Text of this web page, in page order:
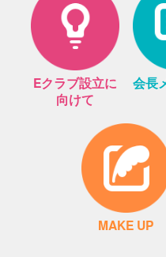
Eクラブ設立に
向けて
会長
MAKE UP